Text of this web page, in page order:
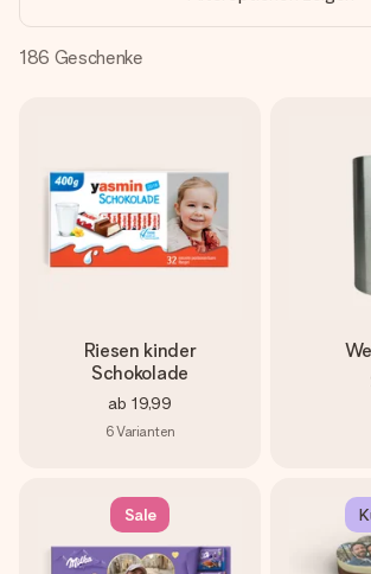
Montag - Freitag : 8:30 - 17:00 Uhr
Samstag - Sonntag : 8:30 - 13:00 Uhr
186 Geschenke
Riesen kinder
Schokolade
ab 19,99
6Varianten
Sale